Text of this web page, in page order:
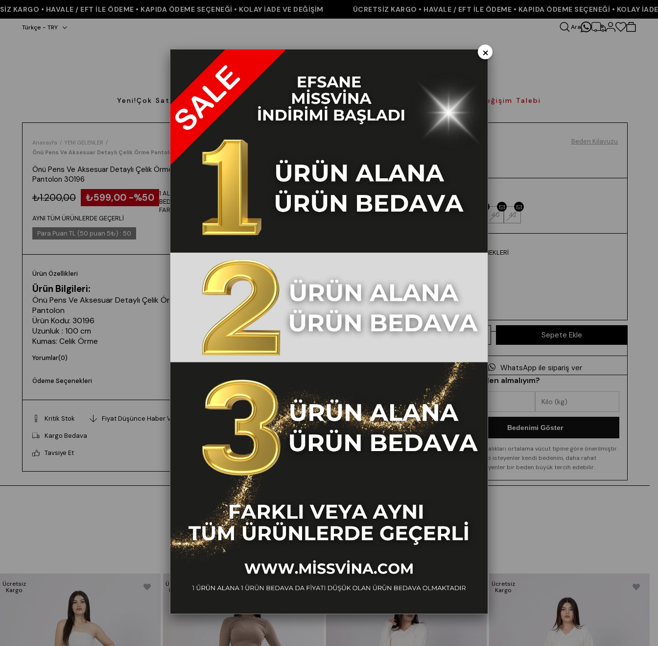
• HAVALE / EFT İLE ÖDEME • KAPIDA ÖDEME SEÇENEĞİ • KOLAY İADE VE DEĞİŞİM ÜCRETSİZ KARGO • HAVALE / EFT İLE ÖDEME • KAPIDA ÖDEME SEÇENEĞİ • KOLAY İADE
Türkçe - TRY Ara
Yeni!Çok Satanlar Giyim Pantolon Elbise&Tulum Takım Aksesuar Kolay İade Değişim Talebi
Beden
40 42
Beden Kılavuzu
RENK SEÇENEKLERI
WhatsApp ile sipariş ver
Hangi beden almalıyım?
Bedenimi Göster
Boy ve kilo aralıkları ortalama vücut tipine göre önerilmiştir.
Daha dar kalıp isteyenler kendi bedenini, daha rahat
görünüm isteyenler bir beden büyük tercih edebilir.
Anasayfa
YENİ GELENLER
Önü Pens Ve Aksesuar Detaylı Çelik Örme Pantolon 30196
Önü Pens Ve Aksesuar Detaylı Çelik Örme
Pantolon 30196
₺1.200,00 ₺599,00 50 1 ALANA 1
BEDAVA -
FARKLI VEYA
AYNI TÜM ÜRÜNLERDE GEÇERLİ
Para Puan TL (50 puan 5₺) : 50
Ürün Özellikleri
Ürün Bilgileri:
Önü Pens Ve Aksesuar Detaylı Çelik Örme
Pantolon
Ürün Kodu: 30196
Uzunluk : 100 cm
Kumaş: Çelik Örme
uygun
Gerekli Bilgi Yer Almaktadır.
Prova Ürün Bilgileri:
Prova ürün bedeni: Standart
Model Bilgileri:
Boy: 170 cm Kilo: 62 Göğüs: 85 cm Bel: 69 cm
Basen: 102 cm
Yorumlar(0)
Ödeme Seçenekleri
Kritik Stok Fiyat Düşünce Haber Ver
Kargo Bedava
Tavsiye Et
BENZER ÜRÜNLER
Ücretsiz
Kargo
Ücretsiz
Kargo
Ücretsiz
Kargo
Ücretsiz
Kargo
×